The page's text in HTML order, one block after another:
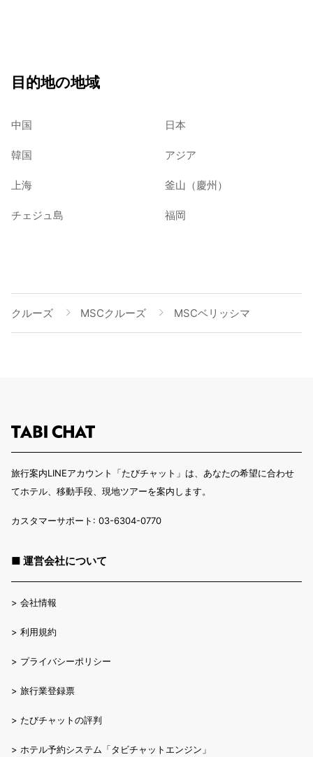
目的地の地域
中国 日本
韓国 アジア
上海 釜山（慶州）
チェジュ島 福岡
クルーズ MSCクルーズ MSCベリッシマ
旅行案内LINEアカウント「たびチャット」は、あなたの希望に合わせ
てホテル、移動手段、現地ツアーを案内します。
カスタマーサポート: 03-6304-0770
■ 運営会社について
> 会社情報
> 利用規約
> プライバシーポリシー
> 旅行業登録票
> たびチャットの評判
> ホテル予約システム「タビチャットエンジン」